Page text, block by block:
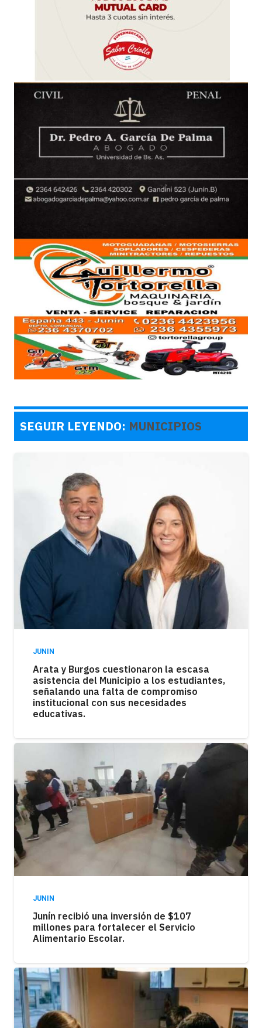
SEGUIR LEYENDO: MUNICIPIOS
JUNIN
Arata y Burgos cuestionaron la escasa
asistencia del Municipio a los estudiantes,
señalando una falta de compromiso
institucional con sus necesidades
educativas.
JUNIN
Junín recibió una inversión de $107
millones para fortalecer el Servicio
Alimentario Escolar.